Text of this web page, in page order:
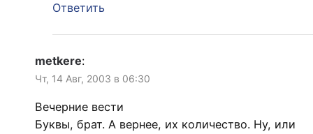
Ответить
metkere:
Чт, 14 Авг, 2003 в 06:30
Вечерние вести
Буквы, брат. А вернее, их количество. Ну, или